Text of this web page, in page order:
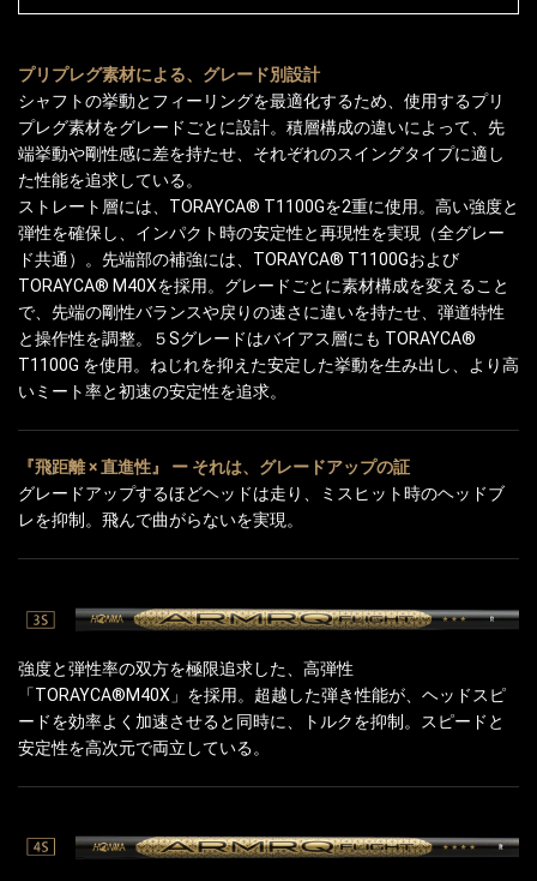
プリプレグ素材による、グレード別設計
シャフトの挙動とフィーリングを最適化するため、使用するプリ
プレグ素材をグレードごとに設計。積層構成の違いによって、先
端挙動や剛性感に差を持たせ、それぞれのスイングタイプに適し
た性能を追求している。
ストレート層には、TORAYCA® T1100Gを2重に使用。高い強度と
弾性を確保し、インパクト時の安定性と再現性を実現（全グレー
ド共通）。先端部の補強には、TORAYCA® T1100Gおよび
TORAYCA® M40Xを採用。グレードごとに素材構成を変えること
で、先端の剛性バランスや戻りの速さに違いを持たせ、弾道特性
と操作性を調整。５Sグレードはバイアス層にも TORAYCA®
T1100G を使用。ねじれを抑えた安定した挙動を生み出し、より高
いミート率と初速の安定性を追求。
『飛距離 × 直進性』 ー それは、グレードアップの証
グレードアップするほどヘッドは走り、ミスヒット時のヘッドブ
レを抑制。飛んで曲がらないを実現。
強度と弾性率の双方を極限追求した、高弾性
「TORAYCA®M40X」を採用。超越した弾き性能が、ヘッドスピ
ードを効率よく加速させると同時に、トルクを抑制。スピードと
安定性を高次元で両立している。